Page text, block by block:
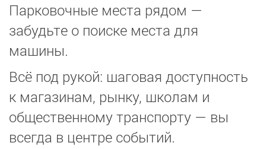
Парковочные места рядом —
забудьте о поиске места для
машины.
Всё под рукой: шаговая доступность
к магазинам, рынку, школам и
общественному транспорту — вы
всегда в центре событий.